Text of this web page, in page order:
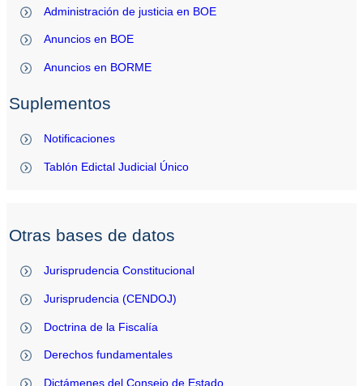
Administración de justicia en BOE
Anuncios en BOE
Anuncios en BORME
Suplementos
Notificaciones
Tablón Edictal Judicial Único
Otras bases de datos
Jurisprudencia Constitucional
Jurisprudencia (CENDOJ)
Doctrina de la Fiscalía
Derechos fundamentales
Dictámenes del Consejo de Estado